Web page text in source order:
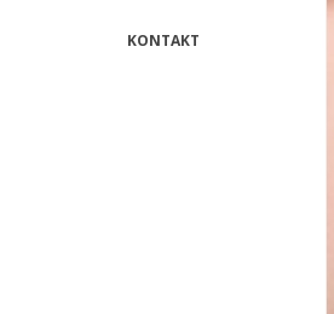
KONTAKT